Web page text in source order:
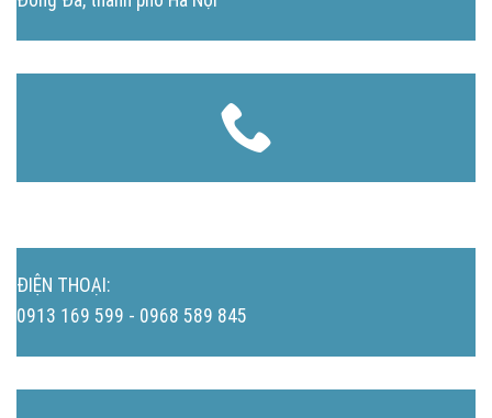
ĐIỆN THOẠI:
0913 169 599 - 0968 589 845